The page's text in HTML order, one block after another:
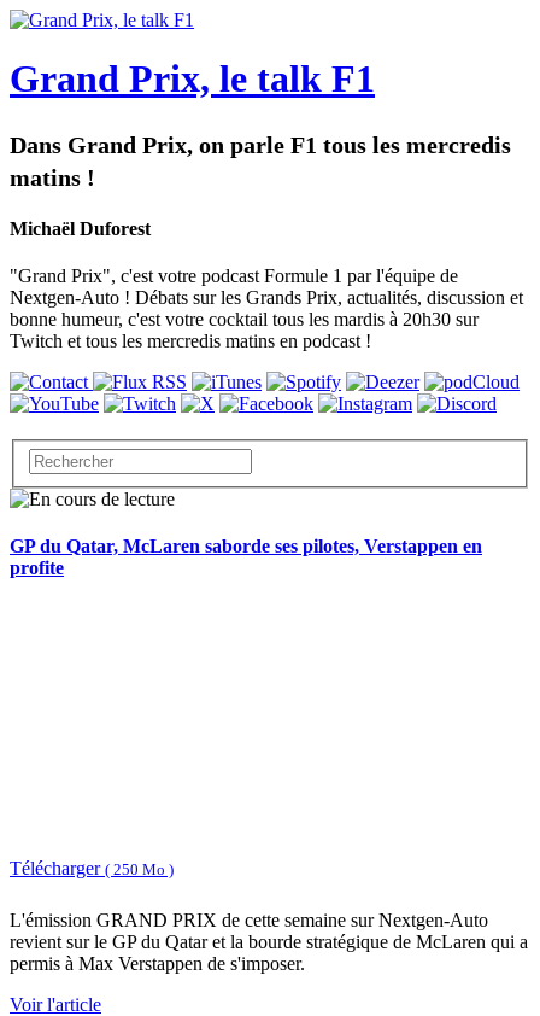
Grand Prix, le talk F1
Dans Grand Prix, on parle F1 tous les mercredis
matins !
Michaël Duforest
"Grand Prix", c'est votre podcast Formule 1 par l'équipe de
Nextgen-Auto ! Débats sur les Grands Prix, actualités, discussion et
bonne humeur, c'est votre cocktail tous les mardis à 20h30 sur
Twitch et tous les mercredis matins en podcast !
GP du Qatar, McLaren saborde ses pilotes, Verstappen en
profite
Télécharger ( 250 Mo )
L'émission GRAND PRIX de cette semaine sur Nextgen-Auto
revient sur le GP du Qatar et la bourde stratégique de McLaren qui a
permis à Max Verstappen de s'imposer.
Voir l'article